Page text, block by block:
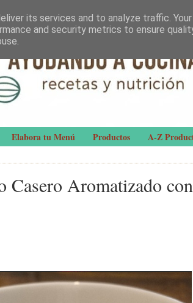
Elabora tu Menú Productos A-Z
Casero Aromatizado
its services and to analyze traffic.
and security metrics to ensure